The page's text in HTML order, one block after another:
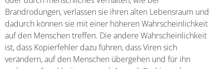
Brandrodungen, verlassen sie ihren alten Lebensraum und
dadurch können sie mit einer höheren Wahrscheinlichkeit
auf den Menschen treffen. Die andere Wahrscheinlichkeit
ist, dass Kopierfehler dazu führen, dass Viren sich
verändern, auf den Menschen übergehen und für ihn